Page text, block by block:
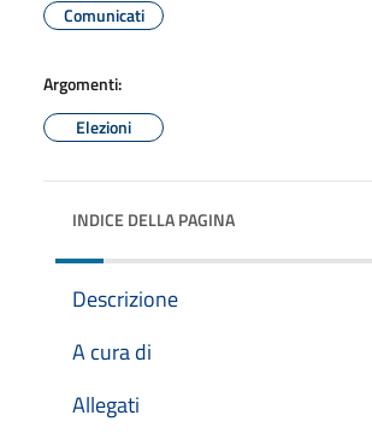
Comunicati
Argomenti:
Elezioni
INDICE DELLA PAGINA
Descrizione
A cura di
Allegati